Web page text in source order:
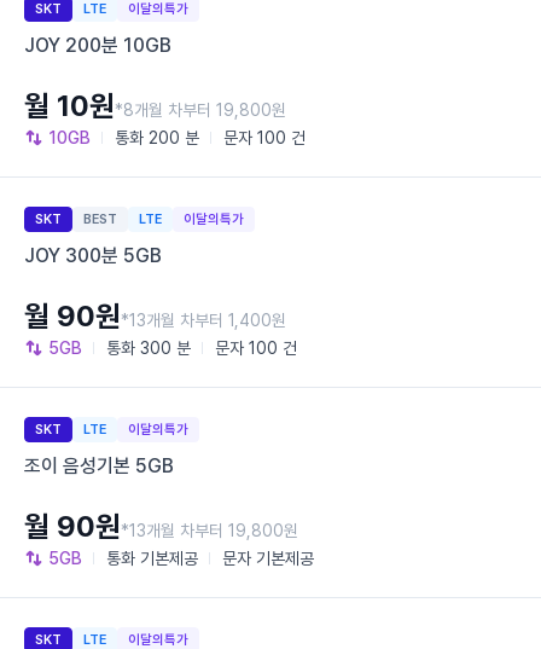
SKT LTE 이달의특가
JOY 200분 10GB
10GB 통화 200 분 문자 100 건
월 10원*8개월 차부터 19,800원
SKT BEST LTE 이달의특가
JOY 300분 5GB
5GB 통화 300 분 문자 100 건
월 90원*13개월 차부터 1,400원
SKT LTE 이달의특가
조이 음성기본 5GB
5GB 통화 기본제공 문자 기본제공
월 90원*13개월 차부터 19,800원
SKT LTE 이달의특가